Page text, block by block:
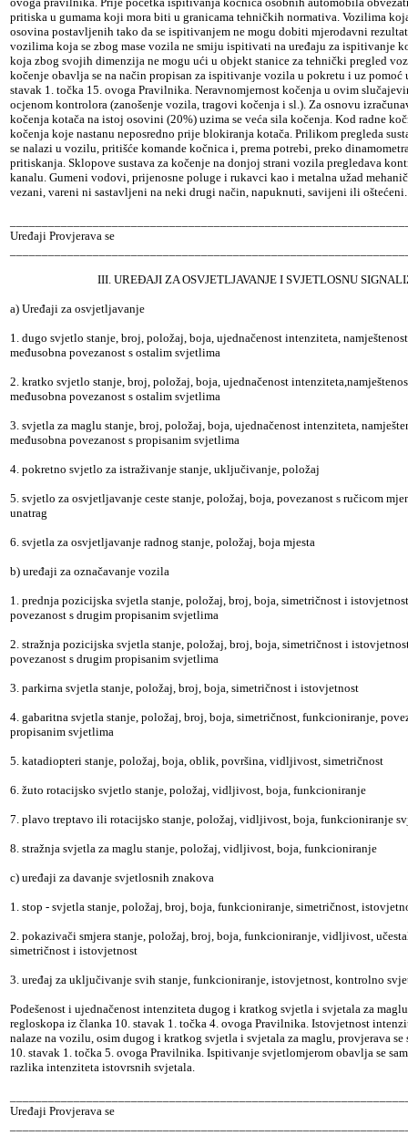
pritiska u gumama koji mora biti u granicama tehničkih normativa. Vozilima
osovina postavljenih tako da se ispitivanjem ne mogu dobiti mjerodavni
vozilima koja se zbog mase vozila ne smiju ispitivati na uređaju za ispitivanje
koja zbog svojih dimenzija ne mogu ući u objekt stanice za tehnički pregled
kočenje obavlja se na način propisan za ispitivanje vozila u pokretu i uz pomoć
stavak 1. točka 15. ovoga Pravilnika. Neravnomjernost kočenja u ovim
ocjenom kontrolora (zanošenje vozila, tragovi kočenja i sl.). Za osnovu
kočenja kotača na istoj osovini (20%) uzima se veća sila kočenja. Kod radne
kočenja koje nastanu neposredno prije blokiranja kotača. Prilikom pregleda
se nalazi u vozilu, pritišće komande kočnica i, prema potrebi, preko
pritiskanja. Sklopove sustava za kočenje na donjoj strani vozila pregledava
kanalu. Gumeni vodovi, prijenosne poluge i rukavci kao i metalna užad
vezani, vareni ni sastavljeni na neki drugi način, napuknuti, savijeni ili oštećeni.
Uređaji Provjerava se
III. UREĐAJI ZA OSVJETLJAVANJE I SVJETLOSNU
a) Uređaji za osvjetljavanje
1. dugo svjetlo stanje, broj, položaj, boja, ujednačenost intenziteta,
međusobna povezanost s ostalim svjetlima
2. kratko svjetlo stanje, broj, položaj, boja, ujednačenost
međusobna povezanost s ostalim svjetlima
3. svjetla za maglu stanje, broj, položaj, boja, ujednačenost intenziteta,
međusobna povezanost s propisanim svjetlima
4. pokretno svjetlo za istraživanje stanje, uključivanje, položaj
5. svjetlo za osvjetljavanje ceste stanje, položaj, boja, povezanost s ručicom
unatrag
6. svjetla za osvjetljavanje radnog stanje, položaj, boja mjesta
b) uređaji za označavanje vozila
1. prednja pozicijska svjetla stanje, položaj, broj, boja, simetričnost i
povezanost s drugim propisanim svjetlima
2. stražnja pozicijska svjetla stanje, položaj, broj, boja, simetričnost i
povezanost s drugim propisanim svjetlima
3. parkirna svjetla stanje, položaj, broj, boja, simetričnost i istovjetnost
4. gabaritna svjetla stanje, položaj, broj, boja, simetričnost, funkcioniranje,
propisanim svjetlima
5. katadiopteri stanje, položaj, boja, oblik, površina, vidljivost, simetričnost
6. žuto rotacijsko svjetlo stanje, položaj, vidljivost, boja, funkcioniranje
7. plavo treptavo ili rotacijsko stanje, položaj, vidljivost, boja, funkcioniranje
8. stražnja svjetla za maglu stanje, položaj, vidljivost, boja, funkcioniranje
c) uređaji za davanje svjetlosnih znakova
1. stop - svjetla stanje, položaj, broj, boja, funkcioniranje, simetričnost,
2. pokazivači smjera stanje, položaj, broj, boja, funkcioniranje, vidljivost,
simetričnost i istovjetnost
3. uređaj za uključivanje svih stanje, funkcioniranje, istovjetnost, kontrolno
Podešenost i ujednačenost intenziteta dugog i kratkog svjetla i svjetala za
regloskopa iz članka 10. stavak 1. točka 4. ovoga Pravilnika. Istovjetnost
nalaze na vozilu, osim dugog i kratkog svjetla i svjetala za maglu, provjerava
10. stavak 1. točka 5. ovoga Pravilnika. Ispitivanje svjetlomjerom obavlja se
razlika intenziteta istovrsnih svjetala.
Uređaji Provjerava se